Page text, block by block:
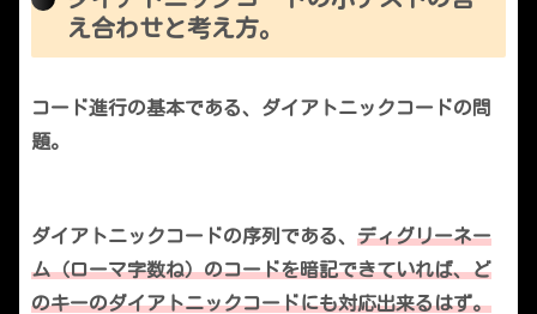
え合わせと考え方。
コード進行の基本である、ダイアトニックコードの問
題。
ダイアトニックコードの序列である、 ディグリーネー
ム（ローマ字数ね）のコードを暗記できていれば、ど
のキーのダイアトニックコードにも対応出来るはず。